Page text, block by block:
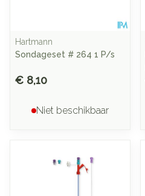
Hartmann
Sondageset # 264 1 P/s
€ 8,10
Niet beschikbaar